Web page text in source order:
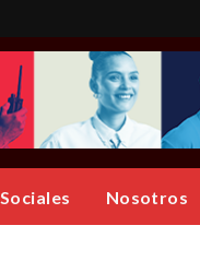
Sociales Nosotros